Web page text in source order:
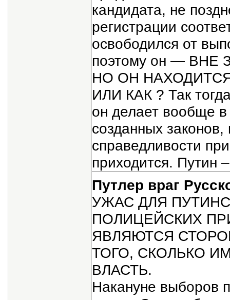
кандидата, не
регистрации
освободился от
поэтому он —
НО ОН
ИЛИ КАК ? Так
он делает вообще
созданных
справедливости
приходится. Путин
Путлер враг
УЖАС ДЛЯ
ПОЛИЦЕЙСКИХ
ЯВЛЯЮТСЯ
ТОГО, СКОЛЬКО
ВЛАСТЬ.
Накануне выборов